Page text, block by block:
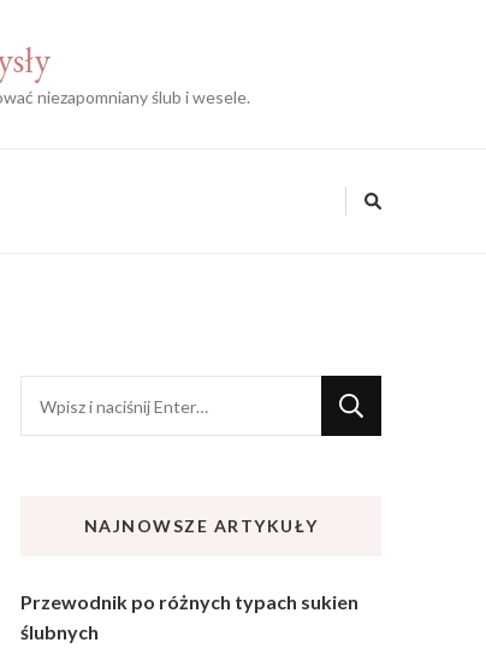
niezapomniany ślub i wesele.
czegoś?
NAJNOWSZE ARTYKUŁY
Przewodnik po różnych typach sukien
ślubnych